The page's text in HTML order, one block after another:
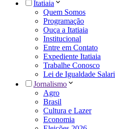
Itatiaia
Quem Somos
Programação
Ouça a Itatiaia
Institucional
Entre em Contato
Expediente Itatiaia
Trabalhe Conosco
Lei de Igualdade
Jornalismo
Agro
Brasil
Cultura e Lazer
Economia